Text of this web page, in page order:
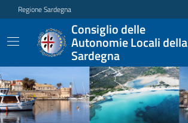
Regione Sardegna
Consiglio delle
Autonomie Locali della
Sardegna
Previous